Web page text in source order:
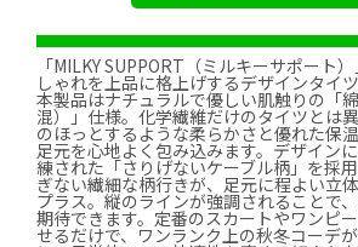
「MILKY SUPPORT（ミルキーサポート
しゃれを上品に格上げするデザインタイ
本製品はナチュラルで優しい肌触りの「
混）」仕様。化学繊維だけのタイツとは
のほっとするような柔らかさと優れた保
足元を心地よく包み込みます。デザイン
練された「さりげないケーブル柄」を採
ぎない繊細な柄行きが、足元に程よい立
プラス。縦のラインが強調されることで
期待できます。定番のスカートやワンピ
せるだけで、ワンランク上の秋冬コーデ